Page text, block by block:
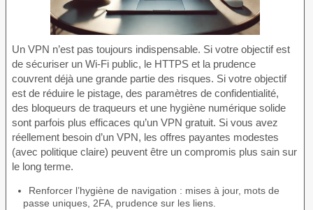
Un VPN n’est pas toujours indispensable. Si votre objectif est
de sécuriser un Wi-Fi public, le HTTPS et la prudence
couvrent déjà une grande partie des risques. Si votre objectif
est de réduire le pistage, des paramètres de confidentialité,
des bloqueurs de traqueurs et une hygiène numérique solide
sont parfois plus efficaces qu’un VPN gratuit. Si vous avez
réellement besoin d’un VPN, les offres payantes modestes
(avec politique claire) peuvent être un compromis plus sain sur
le long terme.
Renforcer l’hygiène de navigation : mises à jour, mots de
passe uniques, 2FA, prudence sur les liens.